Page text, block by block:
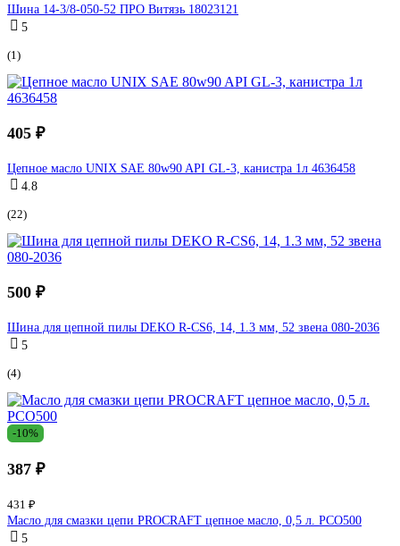
Шина 14-3/8-050-52 ПРО Витязь 18023121
5
(1)
405 ₽
Цепное масло UNIX SAE 80w90 API GL-3, канистра 1л 4636458
4.8
(22)
500 ₽
Шина для цепной пилы DEKO R-CS6, 14, 1.3 мм, 52 звена 080-2036
5
(4)
-10%
387 ₽
431 ₽
Масло для смазки цепи PROCRAFT цепное масло, 0,5 л. PCO500
5